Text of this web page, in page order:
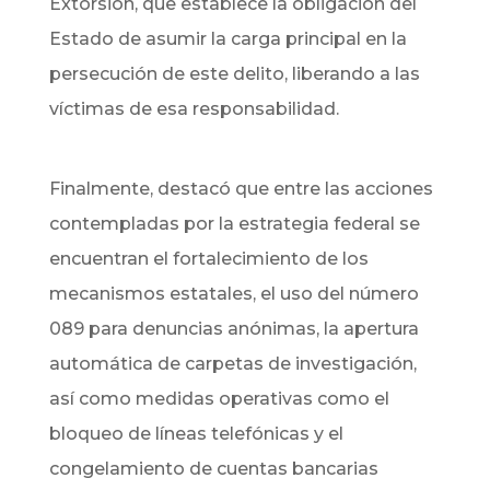
Estado de asumir la carga principal en la
persecución de este delito, liberando a las
víctimas de esa responsabilidad.
Finalmente, destacó que entre las acciones
contempladas por la estrategia federal se
encuentran el fortalecimiento de los
mecanismos estatales, el uso del número
089 para denuncias anónimas, la apertura
automática de carpetas de investigación,
así como medidas operativas como el
bloqueo de líneas telefónicas y el
congelamiento de cuentas bancarias